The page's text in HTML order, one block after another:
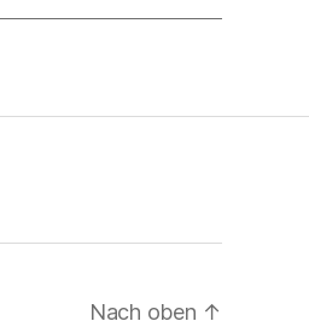
Nach oben ↑